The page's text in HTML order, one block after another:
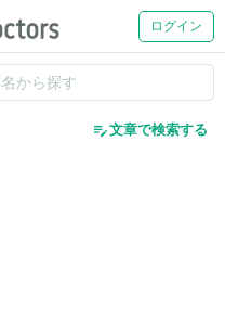
ログイン
edit_note文章で検索する